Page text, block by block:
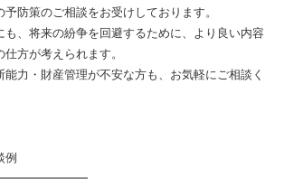
防策のご相談をお受けしております。
も、将来の紛争を回避するために、より良い内容
方が考えられます。
力・財産管理が不安な方も、お気軽にご相談く
例